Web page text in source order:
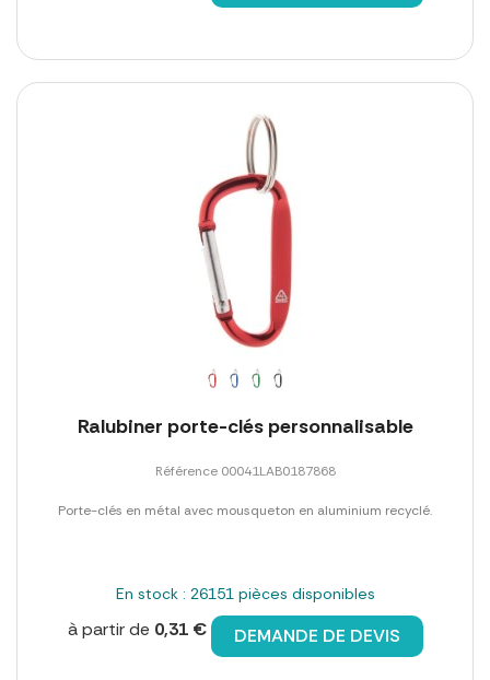
Ralubiner porte-clés personnalisable
Référence 00041LAB0187868
Porte-clés en métal avec mousqueton en aluminium recyclé.
En stock : 26151 pièces disponibles
à partir de 0,31 € DEMANDE DE DEVIS